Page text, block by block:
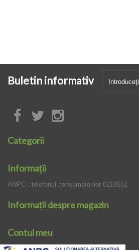
Buletin informativ
Categorii
Informaţii
ANPC : telefonul consumatorilor 0219551
Informații despre magazin
Contul meu